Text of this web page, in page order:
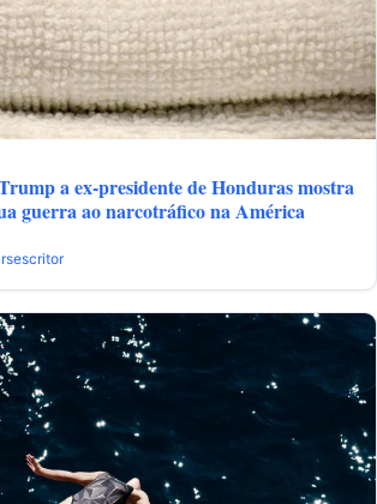
a ex-presidente de Honduras mostra
guerra ao narcotráfico na América